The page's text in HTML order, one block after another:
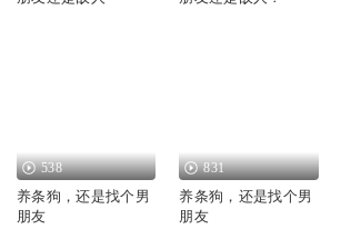
538
养条狗，还是找个男
朋友
831
养条狗，还是找个男
朋友